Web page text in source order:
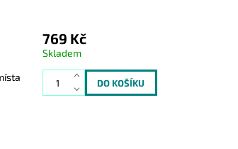
769 Kč
Skladem